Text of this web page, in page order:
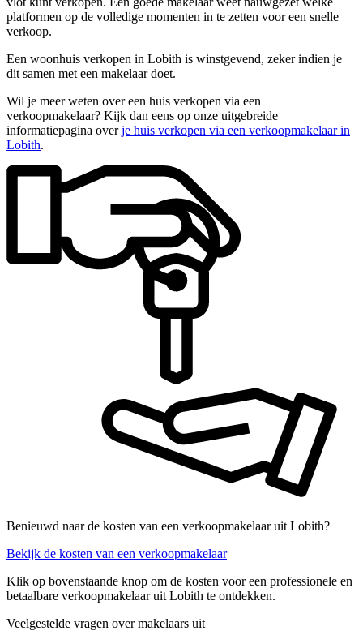
platformen op de volledige momenten in te zetten voor een snelle
verkoop.
Een woonhuis verkopen in Lobith is winstgevend, zeker indien je
dit samen met een makelaar doet.
Wil je meer weten over een huis verkopen via een
verkoopmakelaar? Kijk dan eens op onze uitgebreide
informatiepagina overje huis verkopen via een verkoopmakelaar in
Lobith.
Benieuwd naar de kosten van een verkoopmakelaar uit Lobith?
Bekijk de kosten van een verkoopmakelaar
Klik op bovenstaande knop om de kosten voor een professionele en
betaalbare verkoopmakelaar uit Lobith te ontdekken.
Veelgestelde vragen over makelaars uit